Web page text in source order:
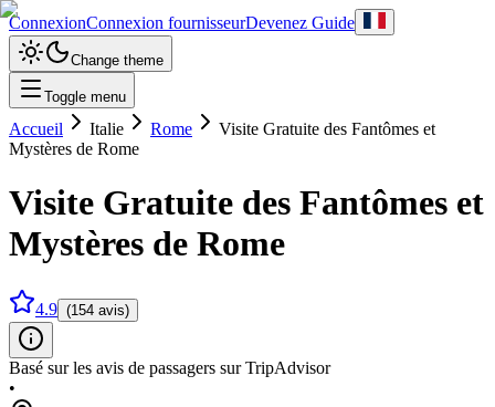
ConnexionConnexion fournisseurDevenez Guide
Change theme
Toggle menu
Accueil Italie Rome
Visite Gratuite des Fantômes et
Mystères de Rome
Visite Gratuite des Fantômes et
Mystères de Rome
4.9 (154 avis)
Basé sur les avis de passagers sur TripAdvisor
•